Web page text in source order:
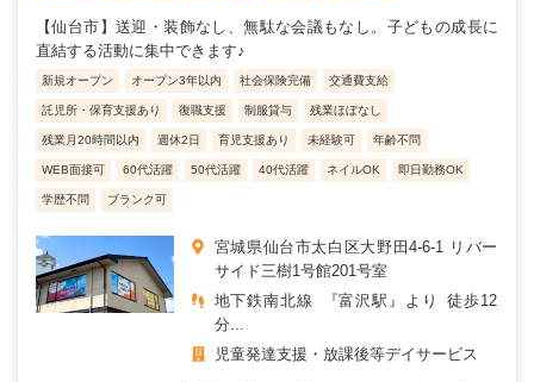
【仙台市】送迎・装飾なし、無駄な会議もなし。子どもの成長に
直結する活動に集中できます♪
新規オープン オープン3年以内 社会保険完備 交通費支給
託児所・保育支援あり 復職支援 制服貸与 残業ほぼなし
残業月20時間以内 週休2日 育児支援あり 未経験可 年齢不問
WEB面接可 60代活躍 50代活躍 40代活躍 ネイルOK 即日勤務OK
学歴不問 ブランク可
宮城県仙台市太白区大野田4-6-1 リバー
サイド三樹1号館201号室
地下鉄南北線 『富沢駅』より 徒歩12
分...
児童発達支援・放課後等デイサービス